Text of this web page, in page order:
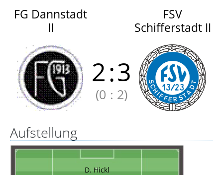
FG Dannstadt
II
FSV
Schifferstadt II
2:3
(0 : 2)
Aufstellung
D. Hickl